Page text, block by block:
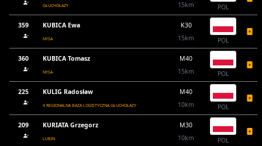
GŁUCHOŁAZY
15km
POL
359 KUBICA Ewa
NYSA
K30
15km
POL
360 KUBICA Tomasz
NYSA
M40
15km
POL
225 KULIG Radosław
4 REGIONALNA BAZA LOGISTYCZNA GŁUCHOŁAZY
M40
10km
POL
209 KURIATA Grzegorz
LUBIN
M30
10km
POL